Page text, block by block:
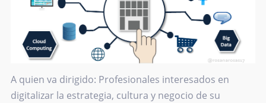
A quien va dirigido: Profesionales interesados en
digitalizar la estrategia, cultura y negocio de su